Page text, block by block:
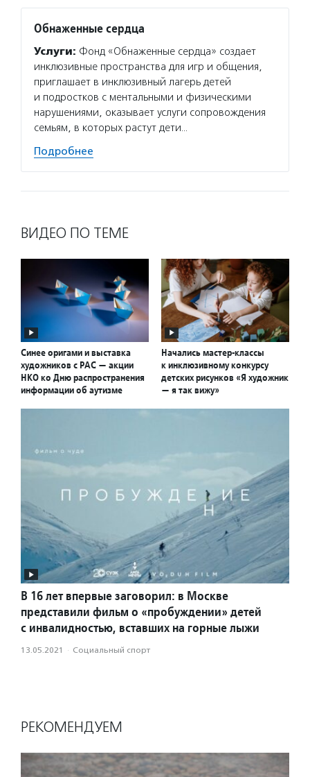
Обнаженные сердца
Услуги: Фонд «Обнаженные сердца» создает
инклюзивные пространства для игр и общения,
приглашает в инклюзивный лагерь детей
и подростков с ментальными и физическими
нарушениями, оказывает услуги сопровождения
семьям, в которых растут дети…
Подробнее
ВИДЕО ПО ТЕМЕ
Синее оригами и выставка
художников с РАС — акции
НКО ко Дню распространения
информации об аутизме
Начались мастер-классы
к инклюзивному конкурсу
детских рисунков «Я художник
— я так вижу»
В 16 лет впервые заговорил: в Москве
представили фильм о «пробуждении» детей
с инвалидностью, вставших на горные лыжи
13.05.2021 · Социальный спорт
РЕКОМЕНДУЕМ